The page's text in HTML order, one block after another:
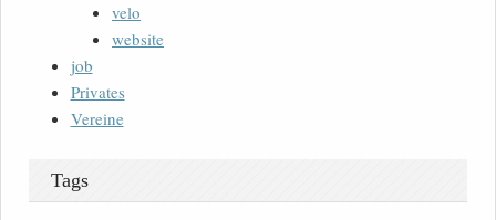
velo
website
job
Privates
Vereine
Tags